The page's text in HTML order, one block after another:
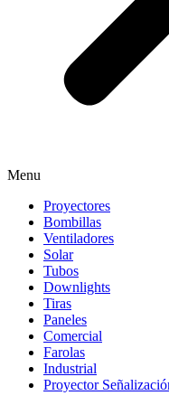
Menu
Proyectores
Bombillas
Ventiladores
Solar
Tubos
Downlights
Tiras
Paneles
Comercial
Farolas
Industrial
Proyector